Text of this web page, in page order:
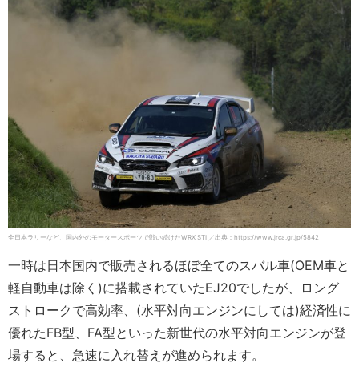
全日本ラリーなど、国内外のモータースポーツで戦い続けたWRX STI ／出典：https://www.jrca.gr.jp/5842
一時は日本国内で販売されるほぼ全てのスバル車(OEM車と
軽自動車は除く)に搭載されていたEJ20でしたが、ロング
ストロークで高効率、(水平対向エンジンにしては)経済性に
優れたFB型、FA型といった新世代の水平対向エンジンが登
場すると、急速に入れ替えが進められます。